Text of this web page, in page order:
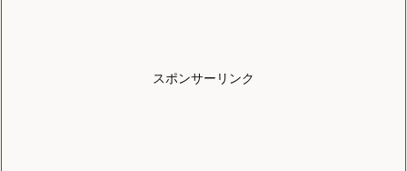
スポンサーリンク